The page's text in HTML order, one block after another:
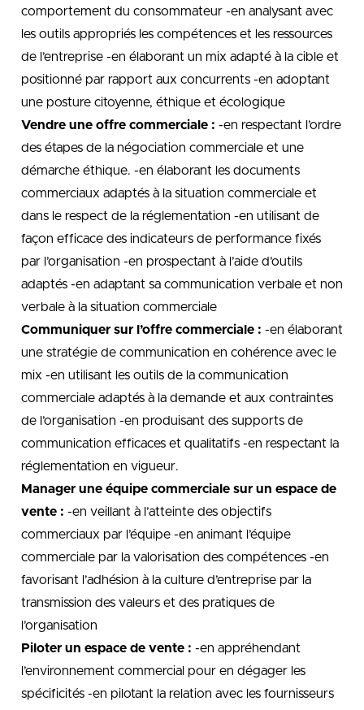
comportement du consommateur -en analysant avec
les outils appropriés les compétences et les ressources
de l’entreprise -en élaborant un mix adapté à la cible et
positionné par rapport aux concurrents -en adoptant
une posture citoyenne, éthique et écologique
Vendre une offre commerciale : -en respectant l’ordre
des étapes de la négociation commerciale et une
démarche éthique. -en élaborant les documents
commerciaux adaptés à la situation commerciale et
dans le respect de la réglementation -en utilisant de
façon efficace des indicateurs de performance fixés
par l’organisation -en prospectant à l’aide d’outils
adaptés -en adaptant sa communication verbale et non
verbale à la situation commerciale
Communiquer sur l’offre commerciale : -en élaborant
une stratégie de communication en cohérence avec le
mix -en utilisant les outils de la communication
commerciale adaptés à la demande et aux contraintes
de l’organisation -en produisant des supports de
communication efficaces et qualitatifs -en respectant la
réglementation en vigueur.
Manager une équipe commerciale sur un espace de
vente : -en veillant à l’atteinte des objectifs
commerciaux par l’équipe -en animant l’équipe
commerciale par la valorisation des compétences -en
favorisant l’adhésion à la culture d’entreprise par la
transmission des valeurs et des pratiques de
l’organisation
Piloter un espace de vente : -en appréhendant
l’environnement commercial pour en dégager les
spécificités -en pilotant la relation avec les fournisseurs